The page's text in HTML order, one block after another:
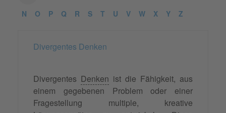
N
O P Q R S T U V W X Y Z
Divergentes Denken
Divergentes Denken ist die Fähigkeit, aus
einem gegebenen Problem oder einer
Fragestellung multiple, kreative